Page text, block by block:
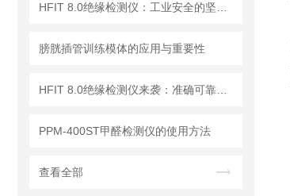
膀胱插管训练模体的应用与重要性
PPM-400ST甲醛检测仪的使用方法
查看全部